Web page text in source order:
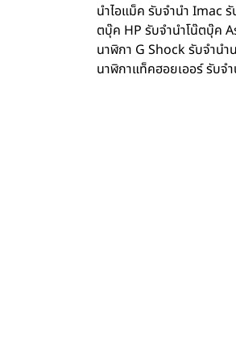
นำไอแม็ค รับจำนำ Imac
ตบุ๊ค HP รับจำนำโน๊ตบุ๊ค
นาฬิกา G Shock รับจำนำ
นาฬิกาแท็คฮอยเออร์ รับจ